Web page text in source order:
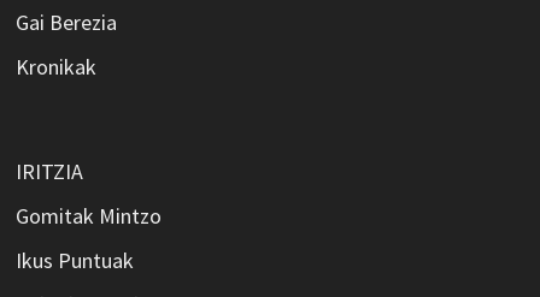
Gai Berezia
Kronikak
IRITZIA
Gomitak Mintzo
Ikus Puntuak